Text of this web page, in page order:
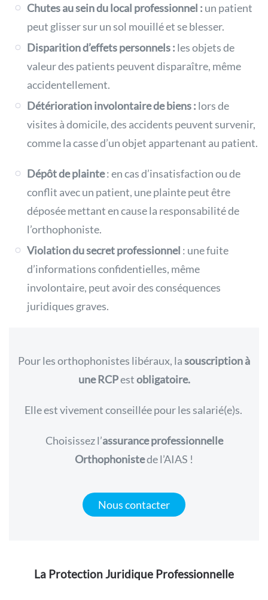
Chutes au sein du local professionnel : un patient
peut glisser sur un sol mouillé et se blesser.
Disparition d’effets personnels : les objets de
valeur des patients peuvent disparaître, même
accidentellement.
Détérioration involontaire de biens : lors de
visites à domicile, des accidents peuvent survenir,
comme la casse d’un objet appartenant au patient.
Dépôt de plainte: en cas d’insatisfaction ou de
conflit avec un patient, une plainte peut être
déposée mettant en cause la responsabilité de
l’orthophoniste.
Violation du secret professionnel : une fuite
d’informations confidentielles, même
involontaire, peut avoir des conséquences
juridiques graves.
Pour les orthophonistes libéraux, lasouscription à
une RCPestobligatoire.
Elleest vivement conseillée pour les salarié(e)s.
Choisissez l’assurance professionnelle
Orthophonistede l’AIAS !
Nous contacter
La Protection Juridique Professionnelle